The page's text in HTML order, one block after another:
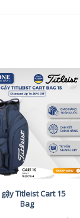
Titleist Cart 15
Bag